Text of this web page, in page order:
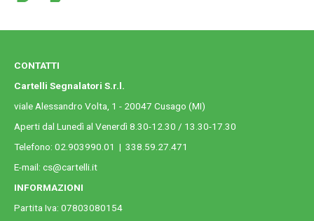
CONTATTI
Cartelli Segnalatori S.r.l.
viale Alessandro Volta, 1 - 20047 Cusago (MI)
Aperti dal Lunedì al Venerdì 8.30-12.30 / 13.30-17.30
Telefono: 02.903990.01 | 338.59.27.471
E-mail: cs@cartelli.it
INFORMAZIONI
Partita Iva: 07803080154